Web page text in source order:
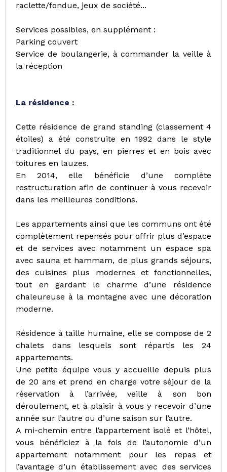
raclette/fondue, jeux de société...
Services possibles, en supplément :
Parking couvert
Service de boulangerie, à commander la veille à
la réception
La résidence :
Cette résidence de grand standing (classement 4
étoiles) a été construite en 1992 dans le style
traditionnel du pays, en pierres et en bois avec
toitures en lauzes.
En 2014, elle bénéficie d’une complète
restructuration afin de continuer à vous recevoir
dans les meilleures conditions.
Les appartements ainsi que les communs ont été
complètement repensés pour offrir plus d’espace
et de services avec notamment un espace spa
avec sauna et hammam, de plus grands séjours,
des cuisines plus modernes et fonctionnelles,
tout en gardant le charme d’une résidence
chaleureuse à la montagne avec une décoration
moderne.
Résidence à taille humaine, elle se compose de 2
chalets dans lesquels sont répartis les 24
appartements.
Une petite équipe vous y accueille depuis plus
de 20 ans et prend en charge votre séjour de la
réservation à l’arrivée, veille à son bon
déroulement, et à plaisir à vous y recevoir d’une
année sur l’autre ou d’une saison sur l’autre.
A mi-chemin entre l’appartement isolé et l’hôtel,
vous bénéficiez à la fois de l’autonomie d’un
appartement notamment pour les repas et
l’avantage d’un établissement avec des services